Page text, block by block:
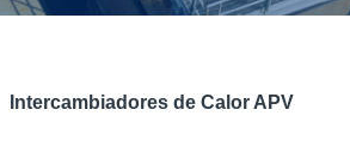
Intercambiadores de Calor APV